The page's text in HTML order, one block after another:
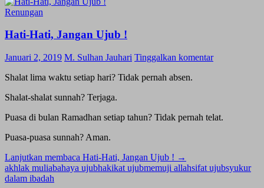
Renungan
Hati-Hati, Jangan Ujub !
Januari 2, 2019 M. Sulhan Jauhari Tinggalkan komentar
Shalat lima waktu setiap hari? Tidak pernah absen.
Shalat-shalat sunnah? Terjaga.
Puasa di bulan Ramadhan setiap tahun? Tidak pernah telat.
Puasa-puasa sunnah? Aman.
Lanjutkan membaca Hati-Hati, Jangan Ujub ! →
akhlak muliabahaya ujubhakikat ujubmemuji allahsifat ujubsyukur
dalam ibadah